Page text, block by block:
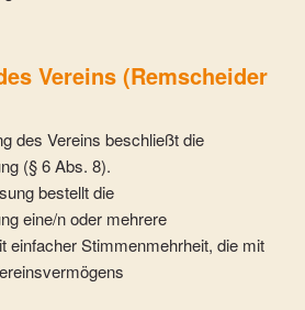
Vereins (Remscheider
des Vereins beschließt die
(§ 6 Abs. 8).
bestellt die
eine/n oder mehrere
einfacher Stimmenmehrheit, die mit